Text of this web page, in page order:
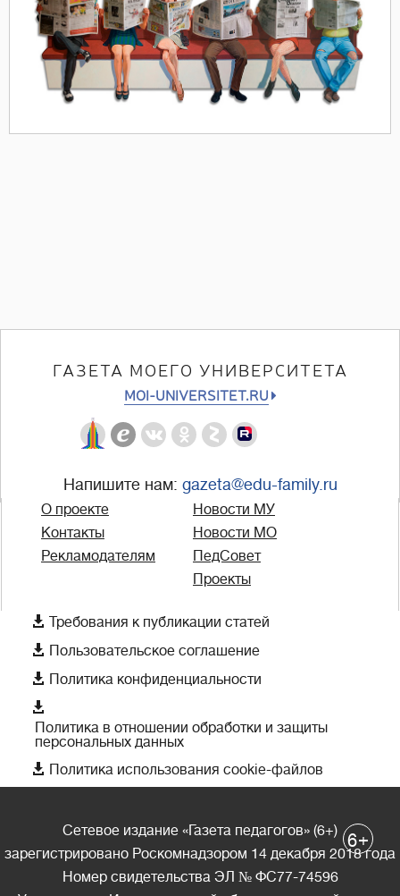
ГАЗЕТА МОЕГО УНИВЕРСИТЕТА
MOI-UNIVERSITET.RU
Напишите нам: gazeta@edu-family.ru
О проекте
Контакты
Рекламодателям
Новости МУ
Новости МО
ПедСовет
Проекты
 Требования к публикации статей
 Пользовательское соглашение
 Политика конфиденциальности

Политика в отношении обработки и защиты
персональных данных
 Политика использования cookie-файлов
Сетевое издание «Газета педагогов» (6+)
зарегистрировано Роскомнадзором 14 декабря 2018 года
Номер свидетельства ЭЛ № ФС77-74596
6+